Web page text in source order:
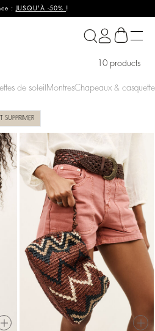
:JUSQU'À -50% !
10 products
de soleil MontresChapeaux &
SUPPRIMER